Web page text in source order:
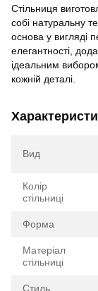
Стільниця
собі натуральну
основа у вигляді
елегантності,
ідеальним
кожній деталі.
Вид
Колір
стільниці
Форма
Матеріал
стільниці
Стиль